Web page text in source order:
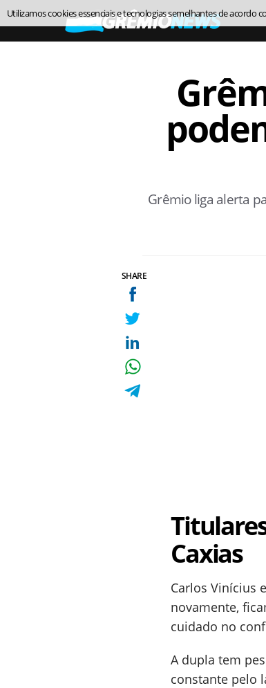
Grêmio liga alerta
SHARE
Caxias
Carlos Vinícius
novamente,
cuidado no
A dupla tem
constante pelo
Utilizamos cookies essenciais e tecnologias semelhantes de acordo